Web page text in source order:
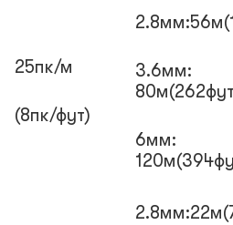
25пк/м
(8пк/фут)
3.6мм:
6мм: